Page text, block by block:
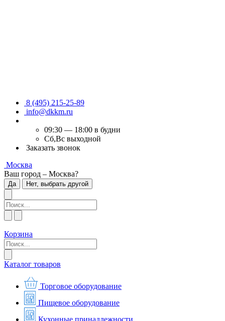
8 (495) 215-25-89
info@dkkm.ru
09:30 — 18:00 в будни
Сб,Вс выходной
Заказать звонок
Москва
Ваш город – Москва?
Да Нет, выбрать другой
Корзина
Каталог товаров
Торговое оборудование
Пищевое оборудование
Кухонные принадлежности